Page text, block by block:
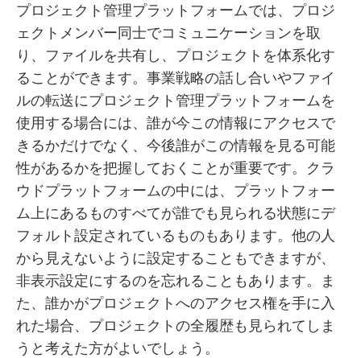
プロジェクト管理プラットフォームでは、プロジ
ェクトメンバー同士でコミュニケーションを取
り、ファイルを共有し、プロジェクトを体系化す
ることができます。事業戦略の話し合いやファイ
ルの転送にプロジェクト管理プラットフォームを
使用する場合には、誰が今この情報にアクセスで
きるかだけでなく、今後誰がこの情報を見る可能
性があるかを把握しておくことが重要です。クラ
ウドプラットフォームの中には、プラットフォー
ム上にあるものすべてが誰でも見られる状態にデ
フォルト設定されているものもあります。他の人
から見えないように設定することもできますが、
非表示設定にするのを忘れることもあります。ま
た、誰かがプロジェクトへのアクセス権を手に入
れた場合、プロジェクトの全履歴も見られてしま
うと考えた方がよいでしょう。